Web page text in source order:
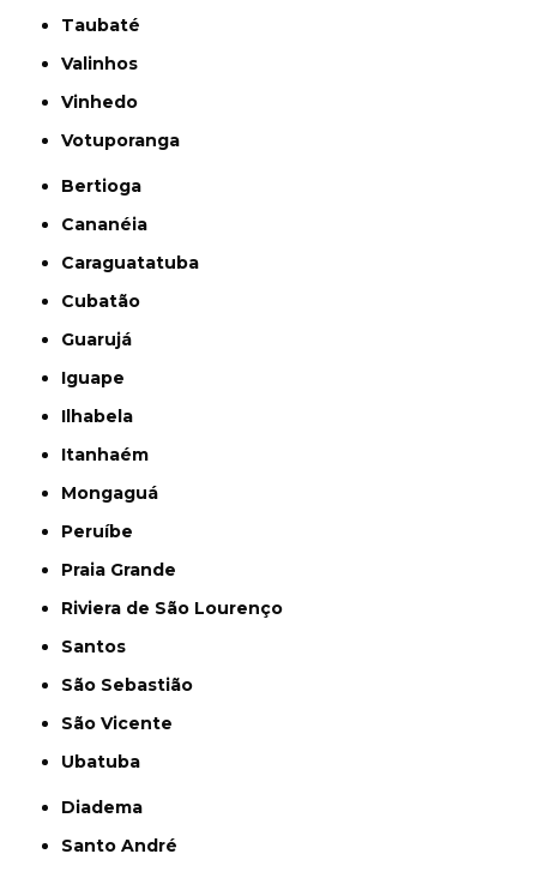
Taubaté
Valinhos
Vinhedo
Votuporanga
Bertioga
Cananéia
Caraguatatuba
Cubatão
Guarujá
Iguape
Ilhabela
Itanhaém
Mongaguá
Peruíbe
Praia Grande
Riviera de São Lourenço
Santos
São Sebastião
São Vicente
Ubatuba
Diadema
Santo André